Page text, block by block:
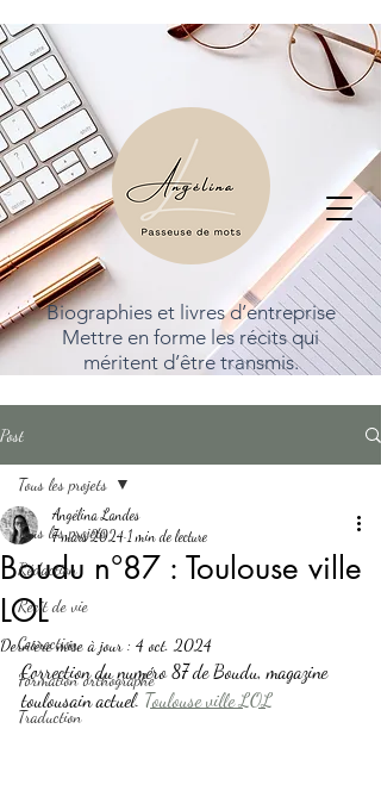
Biographies et livres d’entreprise
Mettre en forme les récits qui
méritent d’être transmis.
Post
Tous les projets
Rédaction
Récit de vie
Correction
Formation orthographe
Traduction
Tous les projets
Boudu n°87 : Toulouse ville
LOL
Angélina Landes
7 mars 2024 1 min de lecture
Dernière mise à jour : 4 oct. 2024
Correction du numéro 87 de Boudu, magazine
toulousain actuel. Toulouse ville LOL